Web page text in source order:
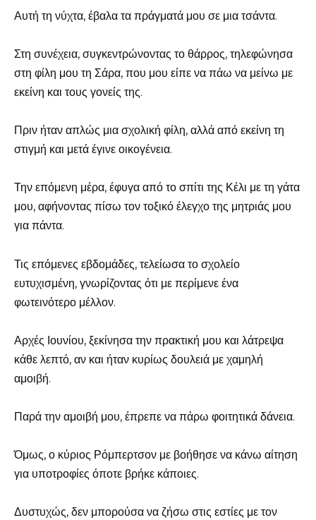
Αυτή τη νύχτα, έβαλα τα πράγματά μου σε μια τσάντα.
Στη συνέχεια, συγκεντρώνοντας το θάρρος, τηλεφώνησα
στη φίλη μου τη Σάρα, που μου είπε να πάω να μείνω με
εκείνη και τους γονείς της.
Πριν ήταν απλώς μια σχολική φίλη, αλλά από εκείνη τη
στιγμή και μετά έγινε οικογένεια.
Την επόμενη μέρα, έφυγα από το σπίτι της Κέλι με τη γάτα
μου, αφήνοντας πίσω τον τοξικό έλεγχο της μητριάς μου
για πάντα.
Τις επόμενες εβδομάδες, τελείωσα το σχολείο
ευτυχισμένη, γνωρίζοντας ότι με περίμενε ένα
φωτεινότερο μέλλον.
Αρχές Ιουνίου, ξεκίνησα την πρακτική μου και λάτρεψα
κάθε λεπτό, αν και ήταν κυρίως δουλειά με χαμηλή
αμοιβή.
Παρά την αμοιβή μου, έπρεπε να πάρω φοιτητικά δάνεια.
Όμως, ο κύριος Ρόμπερτσον με βοήθησε να κάνω αίτηση
για υποτροφίες όποτε βρήκε κάποιες.
Δυστυχώς, δεν μπορούσα να ζήσω στις εστίες με τον